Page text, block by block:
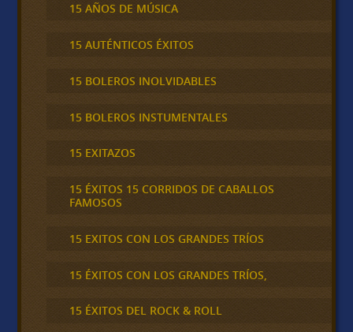
15 AÑOS DE MÚSICA
15 AUTÉNTICOS ÉXITOS
15 BOLEROS INOLVIDABLES
15 BOLEROS INSTUMENTALES
15 EXITAZOS
15 ÉXITOS 15 CORRIDOS DE CABALLOS
FAMOSOS
15 EXITOS CON LOS GRANDES TRÍOS
15 ÉXITOS CON LOS GRANDES TRÍOS,
15 ÉXITOS DEL ROCK & ROLL